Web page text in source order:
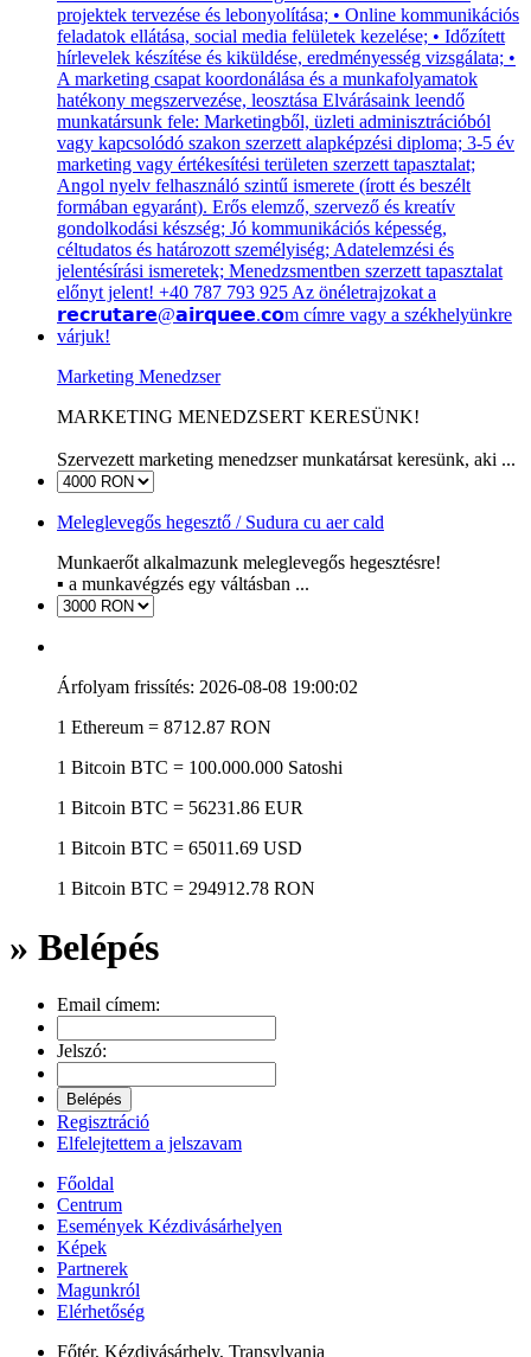
Marketing Menedzser
MARKETING MENEDZSERT KERESÜNK!
Szervezett marketing menedzser munkatársat keresünk, aki ...
Meleglevegős hegesztő / Sudura cu aer cald
Munkaerőt alkalmazunk meleglevegős hegesztésre!
▪️ a munkavégzés egy váltásban ...
Árfolyam frissítés: 2026-08-08 19:00:02
1 Ethereum = 8712.87 RON
1 Bitcoin BTC = 100.000.000 Satoshi
1 Bitcoin BTC = 56231.86 EUR
1 Bitcoin BTC = 65011.69 USD
1 Bitcoin BTC = 294912.78 RON
» Belépés
Email címem:
Jelszó:
Regisztráció
Elfelejtettem a jelszavam
Főoldal
Centrum
Események Kézdivásárhelyen
Képek
Partnerek
Magunkról
Elérhetőség
Főtér, Kézdivásárhely, Transylvania